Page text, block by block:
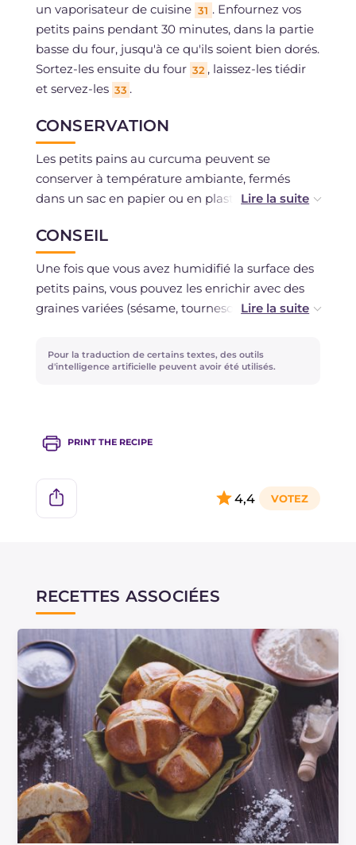
un vaporisateur de cuisine 31 . Enfournez vos
petits pains pendant 30 minutes, dans la partie
basse du four, jusqu'à ce qu'ils soient bien dorés.
Sortez-les ensuite du four 32 , laissez-les tiédir
et servez-les 33 .
CONSERVATION
Les petits pains au curcuma peuvent se
conserver à température ambiante, fermés
dans un sac en papier ou en plastique, pendant
également être congelés.
CONSEIL
Une fois que vous avez humidifié la surface des
petits pains, vous pouvez les enrichir avec des
graines variées (sésame, tournesol, pavot) ou
Pour la traduction de certains textes, des outils
d'intelligence artificielle peuvent avoir été utilisés.
PRINT THE RECIPE
4,4
RECETTES ASSOCIÉES